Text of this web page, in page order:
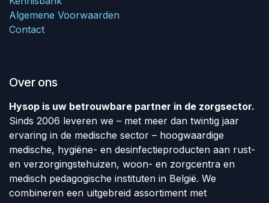
Algemene Voorwaarden
Contact
Over ons
Hysop is uw betrouwbare partner in de zorgsector.
Sinds 2006 leveren we – met meer dan twintig jaar
ervaring in de medische sector – hoogwaardige
medische, hygiëne- en desinfectieproducten aan rust-
en verzorgingstehuizen, woon- en zorgcentra en
medisch pedagogische instituten in België. We
combineren een uitgebreid assortiment met